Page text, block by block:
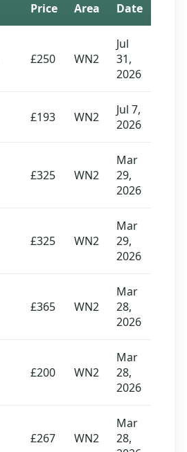
Price Area Date
£250 WN2
Jul
31,
2026
£193 WN2
Jul 7,
2026
£325 WN2
Mar
29,
2026
£325 WN2
Mar
29,
2026
£365 WN2
Mar
28,
2026
£200 WN2
Mar
28,
2026
£267 WN2
Mar
28,